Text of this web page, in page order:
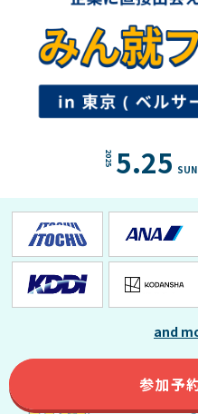
2025 5.25 SUN
and
参加予